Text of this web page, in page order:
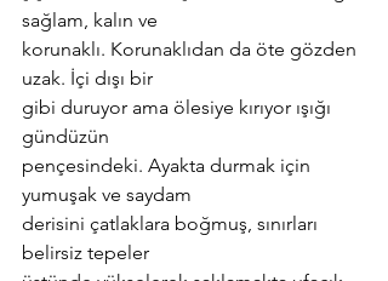
sağlam, kalın ve
korunaklı. Korunaklıdan da öte gözden
uzak. İçi dışı bir
gibi duruyor ama ölesiye kırıyor ışığı
gündüzün
pençesindeki. Ayakta durmak için
yumuşak ve saydam
derisini çatlaklara boğmuş, sınırları
belirsiz tepeler